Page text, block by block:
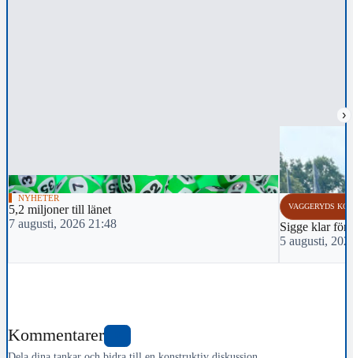
›
NYHETER
5,2 miljoner till länet
7 augusti, 2026 21:48
VAGGERYDS
Sigge klar för
5 augusti,
Kommentarer